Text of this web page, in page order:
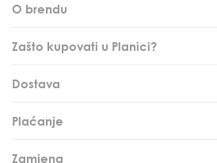
O brendu
Zašto kupovati u Planici?
Dostava
Plaćanje
Zamjena